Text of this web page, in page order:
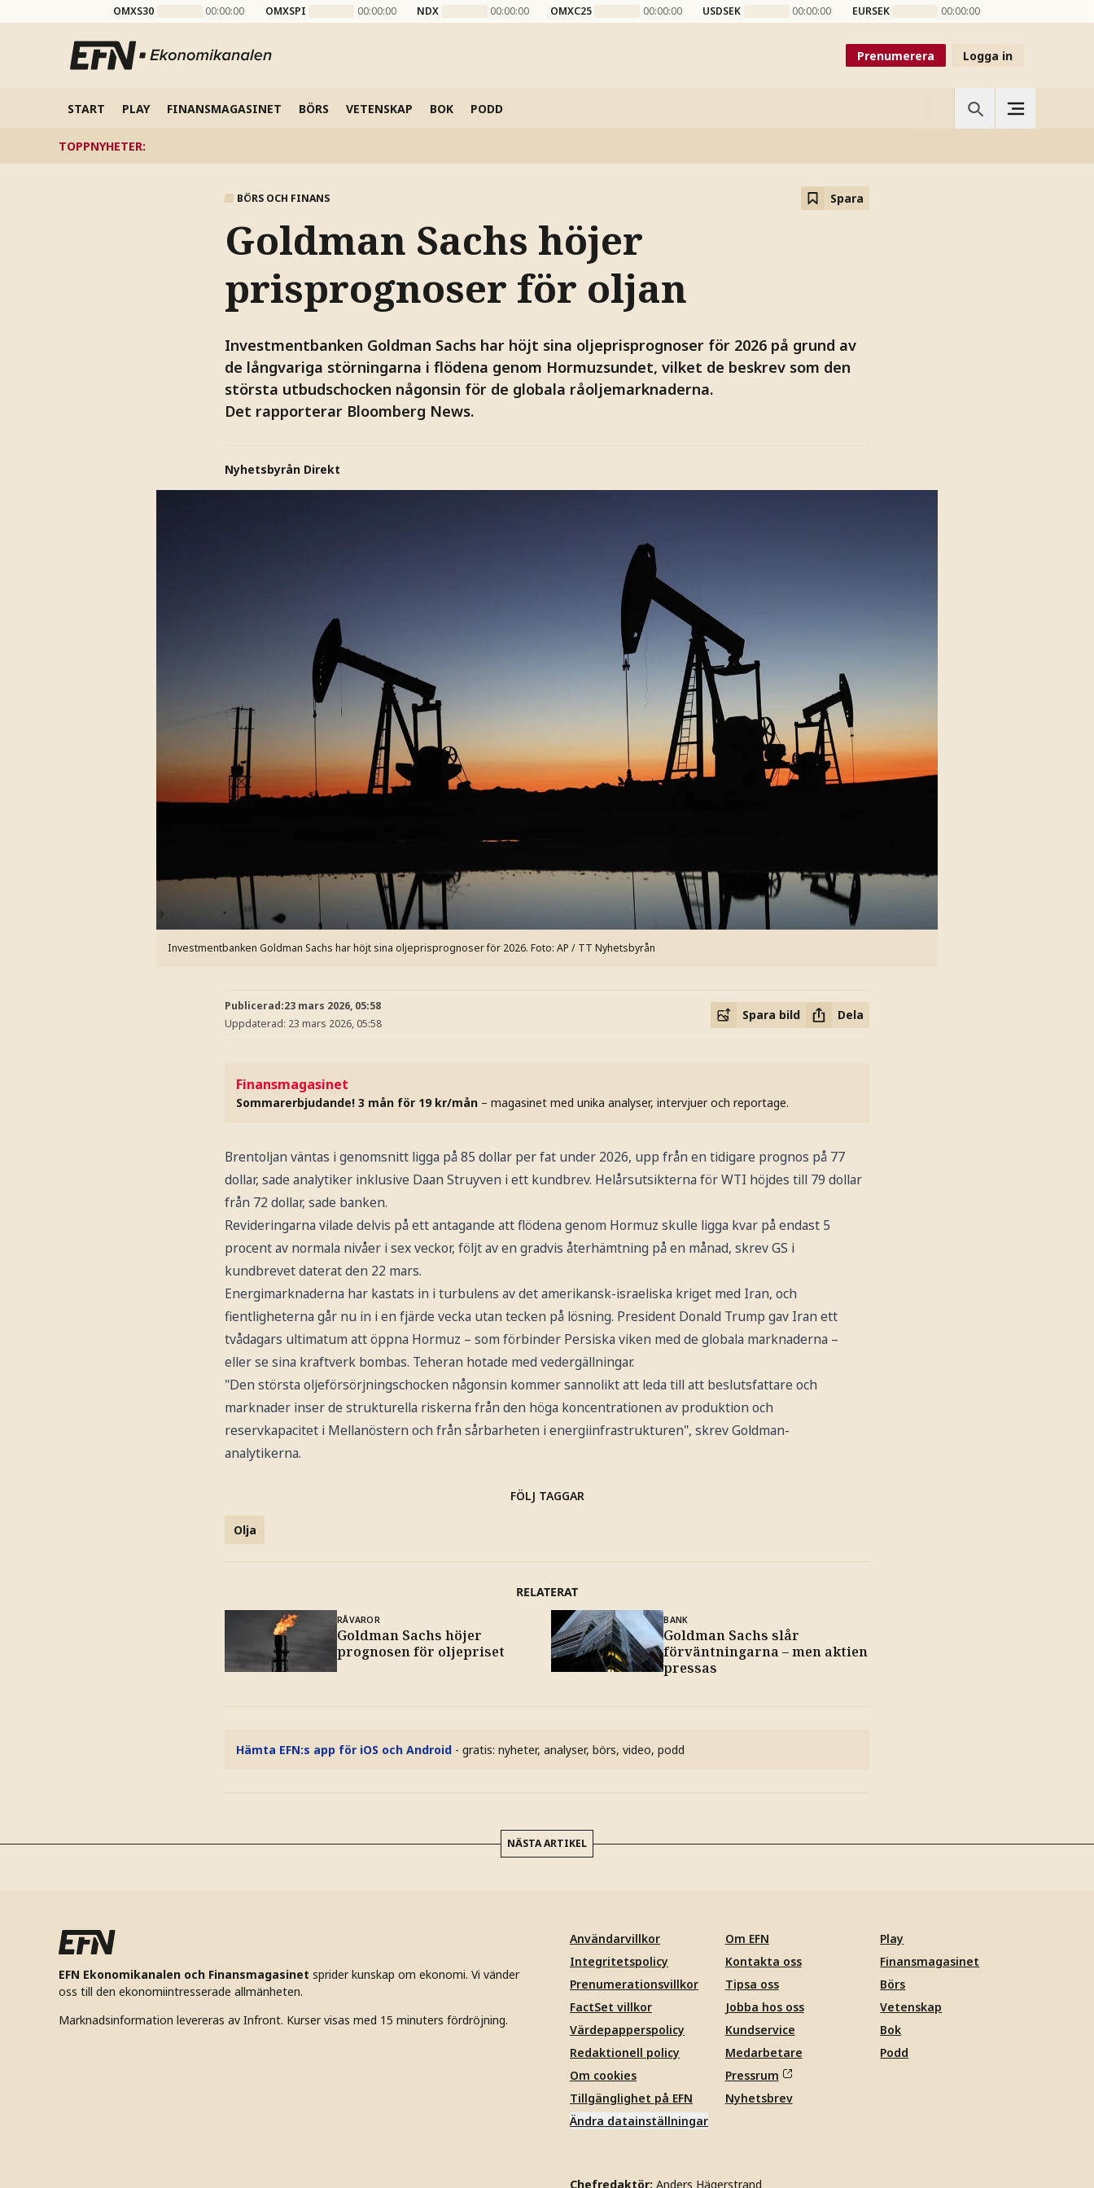
OMXS30 00:00:00 OMXSPI 00:00:00 NDX 00:00:00 OMXC25 00:00:00 USDSEK 00:00:00 EURSEK 00:00:00
Prenumerera Logga in
START PLAY FINANSMAGASINET BÖRS VETENSKAP BOK PODD
TOPPNYHETER:
BÖRS OCH FINANS Spara
Goldman Sachs höjer
prisprognoser för oljan
Investmentbanken Goldman Sachs har höjt sina oljeprisprognoser för 2026 på grund av
de långvariga störningarna i flödena genom Hormuzsundet, vilket de beskrev som den
största utbudschocken någonsin för de globala råoljemarknaderna.
Det rapporterar Bloomberg News.
Nyhetsbyrån Direkt
Investmentbanken Goldman Sachs har höjt sina oljeprisprognoser för 2026. Foto: AP / TT Nyhetsbyrån
Publicerad:23 mars 2026, 05:58
Uppdaterad: 23 mars 2026, 05:58
Spara bild Dela
Finansmagasinet
Sommarerbjudande! 3 mån för 19 kr/mån – magasinet med unika analyser, intervjuer och reportage.
Brentoljan väntas i genomsnitt ligga på 85 dollar per fat under 2026, upp från en tidigare prognos på 77
dollar, sade analytiker inklusive Daan Struyven i ett kundbrev. Helårsutsikterna för WTI höjdes till 79 dollar
från 72 dollar, sade banken.
Revideringarna vilade delvis på ett antagande att flödena genom Hormuz skulle ligga kvar på endast 5
procent av normala nivåer i sex veckor, följt av en gradvis återhämtning på en månad, skrev GS i
kundbrevet daterat den 22 mars.
Energimarknaderna har kastats in i turbulens av det amerikansk-israeliska kriget med Iran, och
fientligheterna går nu in i en fjärde vecka utan tecken på lösning. President Donald Trump gav Iran ett
tvådagars ultimatum att öppna Hormuz – som förbinder Persiska viken med de globala marknaderna –
eller se sina kraftverk bombas. Teheran hotade med vedergällningar.
"Den största oljeförsörjningschocken någonsin kommer sannolikt att leda till att beslutsfattare och
marknader inser de strukturella riskerna från den höga koncentrationen av produktion och
reservkapacitet i Mellanöstern och från sårbarheten i energiinfrastrukturen", skrev Goldman-
analytikerna.
FÖLJ TAGGAR
Olja
RELATERAT
RÅVAROR
Goldman Sachs höjer
prognosen för oljepriset
BANK
Goldman Sachs slår
förväntningarna – men aktien
pressas
Hämta EFN:s app för iOS och Android - gratis: nyheter, analyser, börs, video, podd
NÄSTA ARTIKEL
EFN Ekonomikanalen och Finansmagasinet sprider kunskap om ekonomi. Vi vänder
oss till den ekonomiintresserade allmänheten.
Marknadsinformation levereras av Infront. Kurser visas med 15 minuters fördröjning.
Användarvillkor
Integritetspolicy
Prenumerationsvillkor
FactSet villkor
Värdepapperspolicy
Redaktionell policy
Om cookies
Tillgänglighet på EFN
Ändra datainställningar
Om EFN
Kontakta oss
Tipsa oss
Jobba hos oss
Kundservice
Medarbetare
Pressrum
Nyhetsbrev
Play
Finansmagasinet
Börs
Vetenskap
Bok
Podd
Chefredaktör: Anders Hägerstrand